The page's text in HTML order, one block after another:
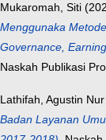
Mukaromah, Siti
Menggunaka
Governance,
Naskah Publikasi
Lathifah, Agustin Nur
Badan Layanan